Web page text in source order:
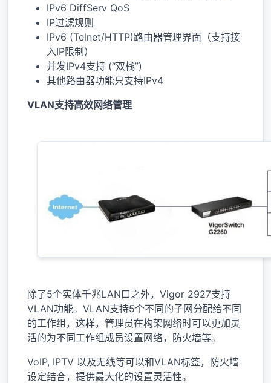
IPv6 DiffServ QoS
IP过滤规则
IPv6 (Telnet/HTTP)路由器管理界面（支持接
入IP限制）
并发IPv4支持 (“双栈”)
其他路由器功能只支持IPv4
VLAN支持高效网络管理
除了5个实体千兆LAN口之外，Vigor 2927支持
VLAN功能。VLAN支持5个不同的子网分配给不同
的工作组，这样，管理员在构架网络时可以更加灵
活的为不同工作组成员设置网络，防火墙等。
VoIP, IPTV 以及无线等可以和VLAN标签，防火墙
设定结合，提供最大化的设置灵活性。